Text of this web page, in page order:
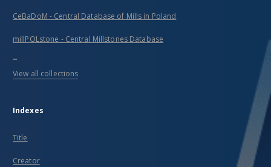
CeBaDoM - Central Database of Mills in Poland
millPOLstone - Central Millstones Database
...
View all collections
Indexes
Title
Creator